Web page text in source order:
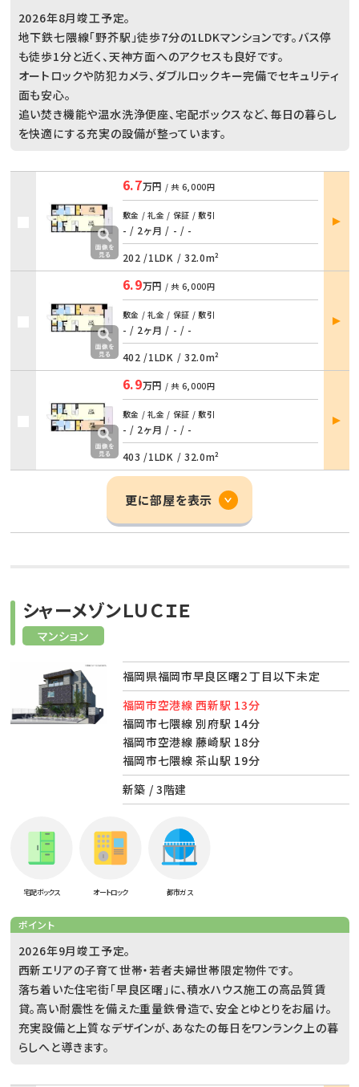
2026年8月竣工予定。
地下鉄七隈線「野芥駅」徒歩7分の1LDKマンションです。バス停
も徒歩1分と近く、天神方面へのアクセスも良好です。
オートロックや防犯カメラ、ダブルロックキー完備でセキュリティ
面も安心。
追い焚き機能や温水洗浄便座、宅配ボックスなど、毎日の暮らし
を快適にする充実の設備が整っています。
6.7万円 / 共 6,000円
敷金 / 礼金 / 保証 / 敷引
- / 2ヶ月 / - / -
202 /1LDK / 32.0m²
部屋
詳細
6.9万円 / 共 6,000円
敷金 / 礼金 / 保証 / 敷引
- / 2ヶ月 / - / -
402 /1LDK / 32.0m²
部屋
詳細
6.9万円 / 共 6,000円
敷金 / 礼金 / 保証 / 敷引
- / 2ヶ月 / - / -
403 /1LDK / 32.0m²
部屋
詳細
更に部屋を表示
マンション
シャーメゾンＬＵＣＩＥ
福岡県福岡市早良区曙２丁目以下未定
福岡市空港線 西新駅 13分
福岡市七隈線 別府駅 14分
福岡市空港線 藤崎駅 18分
福岡市七隈線 茶山駅 19分
新築 / 3階建
宅配ボックス オートロック 都市ガス
ポイント
2026年9月竣工予定。
西新エリアの子育て世帯・若者夫婦世帯限定物件です。
落ち着いた住宅街「早良区曙」に、積水ハウス施工の高品質賃
貸。高い耐震性を備えた重量鉄骨造で、安全とゆとりをお届け。
充実設備と上質なデザインが、あなたの毎日をワンランク上の暮
らしへと導きます。